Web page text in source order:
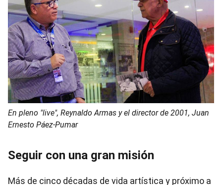
En pleno "live", Reynaldo Armas y el director de 2001, Juan
Ernesto Páez-Pumar
Seguir con una gran misión
Más de cinco décadas de vida artística y próximo a